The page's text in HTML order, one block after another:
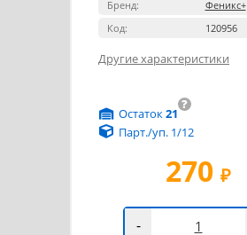
Бренд:
Феникс+
Код:
120956
Другие характеристики
270 ₽
?
Остаток21
Парт./уп. 1/12
-